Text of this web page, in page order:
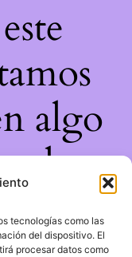
tecnologías como las
del dispositivo. El
procesar datos como
algo